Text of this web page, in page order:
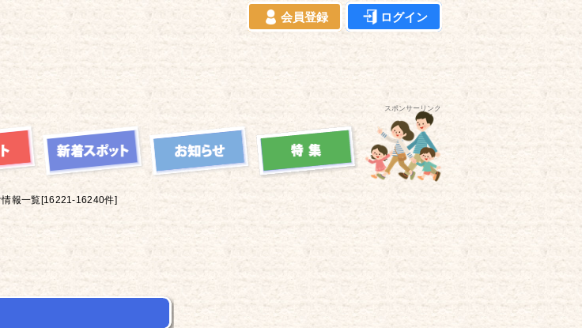
会員登録 ログイン
スポンサーリンク
報一覧[16221-16240件]